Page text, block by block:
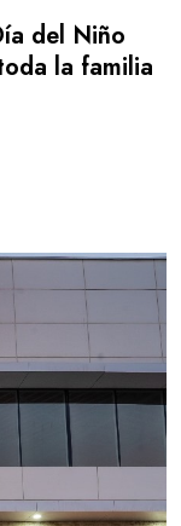
del Niño
la familia